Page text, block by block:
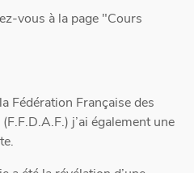
vous à la page "Cours
Fédération Française des
j’ai également une